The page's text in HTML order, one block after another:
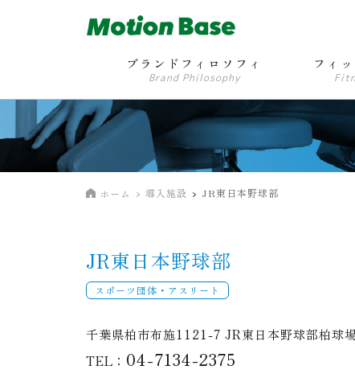
ブランドフィロソフィ
Brand Philosophy
フィ
ホーム 導入施設 JR東日本野球部
JR東日本野球部
スポーツ団体・アスリート
千葉県柏市布施1121-7 JR東日本野球部柏球
TEL： 04-7134-2375